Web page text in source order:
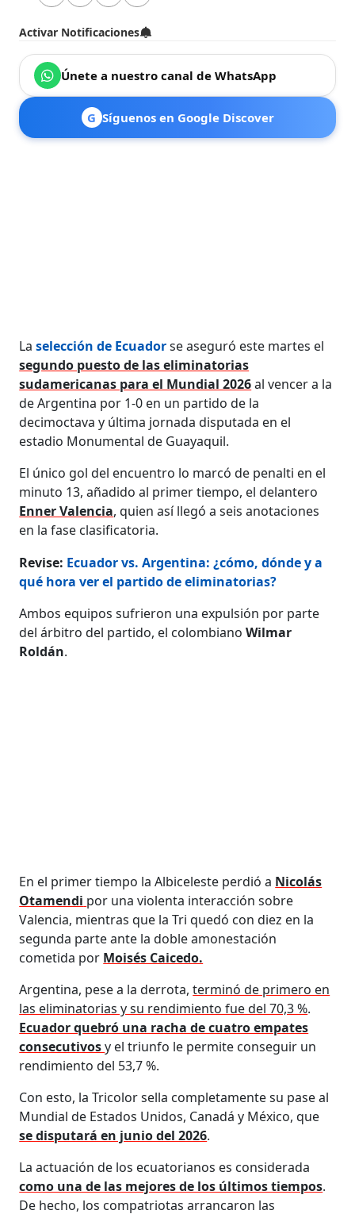
Activar Notificaciones
Únete a nuestro canal de WhatsApp
G Síguenos en Google Discover
Laselección de Ecuadorse aseguró este martes el
segundo puesto de las eliminatorias
sudamericanas para el Mundial 2026al vencer a la
de Argentina por 1-0 en un partido de la
decimoctava y última jornada disputada en el
estadio Monumental de Guayaquil.
El único gol del encuentro lo marcó de penalti en el
minuto 13, añadido al primer tiempo, el delantero
Enner Valencia, quien así llegó a seis anotaciones
en la fase clasificatoria.
Revise: Ecuador vs. Argentina: ¿cómo, dónde y a
qué hora ver el partido de eliminatorias?
Ambos equipos sufrieron una expulsión por parte
del árbitro del partido, el colombianoWilmar
Roldán.
En el primer tiempo la Albiceleste perdió a Nicolás
Otamendi por una violenta interacción sobre
Valencia, mientras que la Tri quedó con diez en la
segunda parte ante la doble amonestación
cometida por Moisés Caicedo.
Argentina, pese a la derrota,terminó de primero en
las eliminatorias y su rendimiento fue del 70,3 %.
Ecuador quebró una racha de cuatro empates
consecutivosy el triunfo le permite conseguir un
rendimiento del 53,7 %.
Con esto, la Tricolor sella completamente su pase al
Mundial de Estados Unidos, Canadá y México, que
se disputará en junio del 2026.
La actuación de los ecuatorianos es considerada
como una de las mejores de los últimos tiempos.
De hecho, los compatriotas arrancaron las